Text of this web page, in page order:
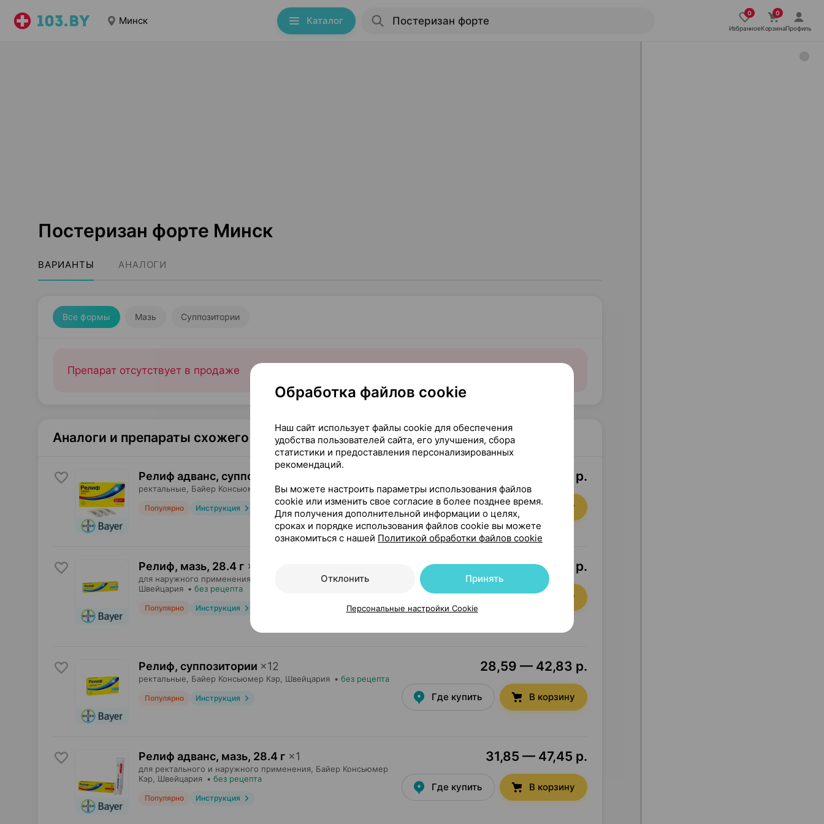
Минск Каталог
ИзбранноеКорзинаПрофиль
Постеризан форте Минск
ВАРИАНТЫ АНАЛОГИ
Все формы Мазь Суппозитории
Препарат отсутствует в продаже
Аналоги и препараты схожего терапевтического действия
Релиф адванс, суппозитории
ректальные, Байер Консьюмер Кэр, Швейцария•без рецепта
Популярно Инструкция
30,40 — 46,02 р.
Где купить В корзину
Релиф, мазь, 28.4 г ×
для наружного применения, Байер Консьюмер Кэр,
Швейцария • без рецепта
Популярно Инструкция
29,13 — 44,13 р.
Где купить В корзину
Релиф, суппозитории ×12
ректальные, Байер Консьюмер Кэр , Швейцария • без рецепта
Популярно Инструкция
28,59 — 42,83 р.
Где купить В корзину
Релиф адванс, мазь, 28.4 г ×1
для ректального и наружного применения, Байер Консьюмер
Кэр , Швейцария • без рецепта
Популярно Инструкция
31,85 — 47,45 р.
Где купить В корзину
Обработка файлов cookie
Наш сайт использует файлы cookie для обеспечения
удобства пользователей сайта, его улучшения, сбора
статистики и предоставления персонализированных
рекомендаций.
Вы можете настроить параметры использования файлов
cookie или изменить свое согласие в более позднее время.
Для получения дополнительной информации о целях,
сроках и порядке использования файлов cookie вы можете
ознакомиться с нашей Политикой обработки файлов cookie
Отклонить Принять
Персональные настройки Cookie